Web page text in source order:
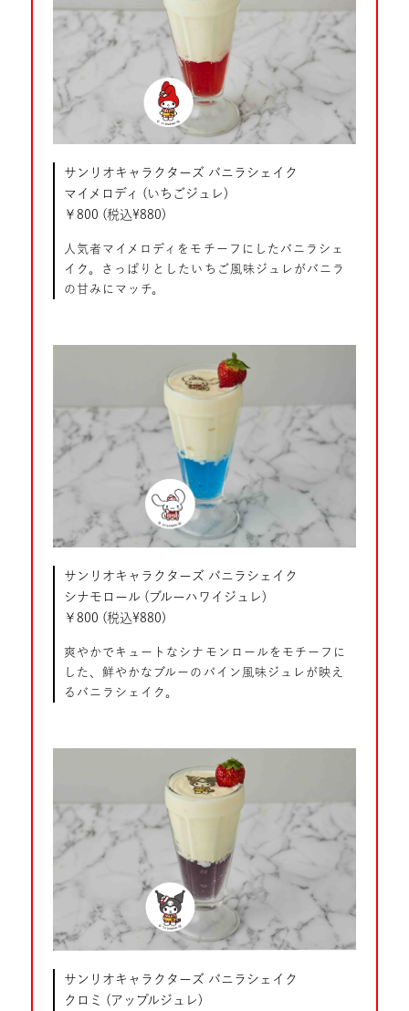
サンリオキャラクターズ バニラシェイク
マイメロディ (いちごジュレ)
￥800 (税込¥880)
人気者マイメロディをモチーフにしたバニラシェ
イク。さっぱりとしたいちご風味ジュレがバニラ
の甘みにマッチ。
サンリオキャラクターズ バニラシェイク
シナモロール (ブルーハワイジュレ)
￥800 (税込¥880)
爽やかでキュートなシナモンロールをモチーフに
した、鮮やかなブルーのパイン風味ジュレが映え
るバニラシェイク。
サンリオキャラクターズ バニラシェイク
クロミ (アップルジュレ)